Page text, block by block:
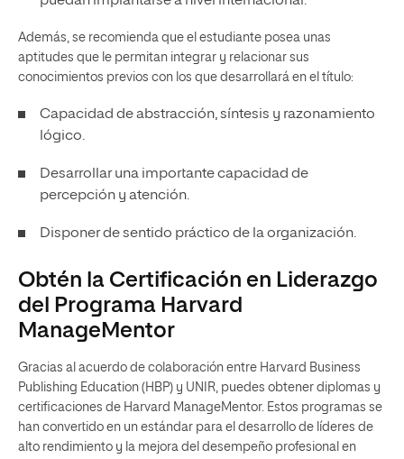
Además, se recomienda que el estudiante posea unas
aptitudes que le permitan integrar y relacionar sus
conocimientos previos con los que desarrollará en el título:
Capacidad de abstracción, síntesis y razonamiento
lógico.
Desarrollar una importante capacidad de
percepción y atención.
Disponer de sentido práctico de la organización.
Obtén la Certificación en Liderazgo
del Programa Harvard
ManageMentor
Gracias al acuerdo de colaboración entre Harvard Business
Publishing Education (HBP) y UNIR, puedes obtener diplomas y
certificaciones de Harvard ManageMentor. Estos programas se
han convertido en un estándar para el desarrollo de líderes de
alto rendimiento y la mejora del desempeño profesional en